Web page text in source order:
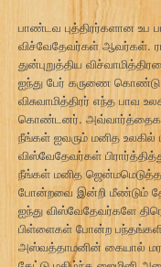
பாண்டவ புத்திரர்களான
விச்வேதேவர்கள் ஆவர்கள்.
துன்புறுத்திய
ஐந்து பேர் கருணை
விசுவாமித்திரர் எந்த பாவ
கொண்டனர்.
நீங்கள் ஐவரும் மனித உலகில்
விஸ்வேதேவர்கள்
நீங்கள் மனித
போன்றவை இன்றி மீண்டும்
ஐந்து விஸ்வேதேவர்களே
பிள்ளைகள் போன்ற
அஸ்வத்தாமனின் கையால்